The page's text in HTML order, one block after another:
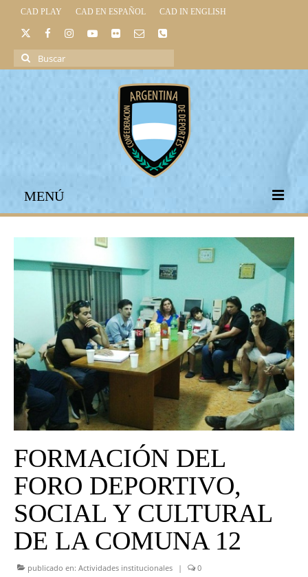
CAD PLAY CAD EN ESPAÑOL CAD IN ENGLISH
Buscar
por:
MENÚ
INICIO
INSTITUCIONAL
LEGISLACIÓN DEPORTIVA
UNIVERSO CAD
NOTICIAS
CAD MEDIA
CAD FEDERAL
FORMACIÓN DEL
FORO DEPORTIVO,
SOCIAL Y CULTURAL
DE LA COMUNA 12
publicado en: Actividades institucionales | 0